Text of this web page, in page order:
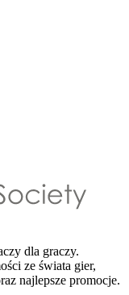
dla graczy.
ze świata gier,
najlepsze promocje.